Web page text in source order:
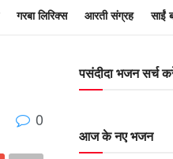
गरबा लिरिक्स आरती संग्रह साईं
0
पसंदीदा भजन सर्च
आज के नए भजन